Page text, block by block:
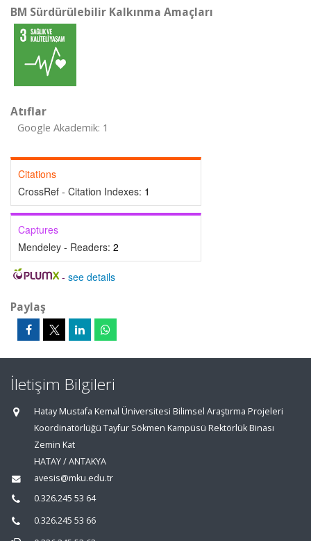
BM Sürdürülebilir Kalkınma Amaçları
Atıflar
Google Akademik: 1
Citations
CrossRef - Citation Indexes: 1
Captures
Mendeley - Readers: 2
- see details
Paylaş
İletişim Bilgileri
Hatay Mustafa Kemal Üniversitesi Bilimsel Araştırma Projeleri
Koordinatörlüğü Tayfur Sökmen Kampüsü Rektörlük Binası
Zemin Kat
HATAY / ANTAKYA
avesis@mku.edu.tr
0.326.245 53 64
0.326.245 53 66